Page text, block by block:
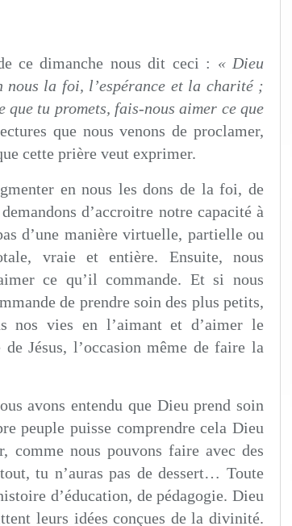
ce dimanche nous dit ceci : « Dieu
nous la foi, l’espérance et la charité ;
tu promets, fais-nous aimer ce que
que nous venons de proclamer,
cette prière veut exprimer.
en nous les dons de la foi, de
d’accroitre notre capacité à
d’une manière virtuelle, partielle ou
vraie et entière. Ensuite, nous
ce qu’il commande. Et si nous
de prendre soin des plus petits,
nos vies en l’aimant et d’aimer le
Jésus, l’occasion même de faire la
avons entendu que Dieu prend soin
peuple puisse comprendre cela Dieu
comme nous pouvons faire avec des
tu n’auras pas de dessert… Toute
d’éducation, de pédagogie. Dieu
leurs idées conçues de la divinité.